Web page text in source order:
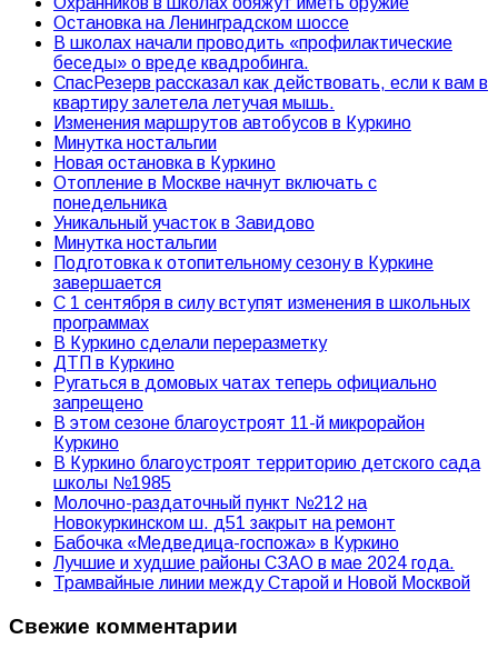
Остановка на Ленинградском шоссе
В школах начали проводить «профилактические
беседы» о вреде квадробинга.
СпасРезерв рассказал как действовать, если к вам в
квартиру залетела летучая мышь.
Изменения маршрутов автобусов в Куркино
Минутка ностальгии
Новая остановка в Куркино
Отопление в Москве начнут включать с
понедельника
Уникальный участок в Завидово
Минутка ностальгии
Подготовка к отопительному сезону в Куркине
завершается
С 1 сентября в силу вступят изменения в школьных
программах
В Куркино сделали переразметку
ДТП в Куркино
Ругаться в домовых чатах теперь официально
запрещено
В этом сезоне благоустроят 11-й микрорайон
Куркино
В Куркино благоустроят территорию детского сада
школы №1985
Молочно-раздаточный пункт №212 на
Новокуркинском ш. д51 закрыт на ремонт
Бабочка «Медведица-госпожа» в Куркино
Лучшие и худшие районы СЗАО в мае 2024 года.
Трамвайные линии между Старой и Новой Москвой
Свежие комментарии